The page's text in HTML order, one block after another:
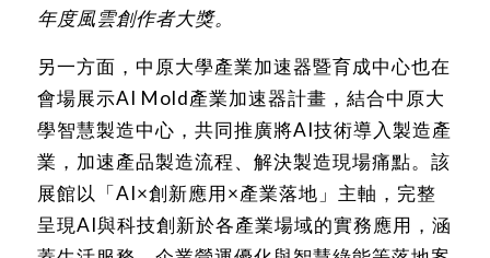
年度風雲創作者大獎。
另一方面，中原大學產業加速器暨育成中心也在
會場展示AI Mold產業加速器計畫，結合中原大
學智慧製造中心，共同推廣將AI技術導入製造產
業，加速產品製造流程、解決製造現場痛點。該
展館以「AI×創新應用×產業落地」主軸，完整
呈現AI與科技創新於各產業場域的實務應用，涵